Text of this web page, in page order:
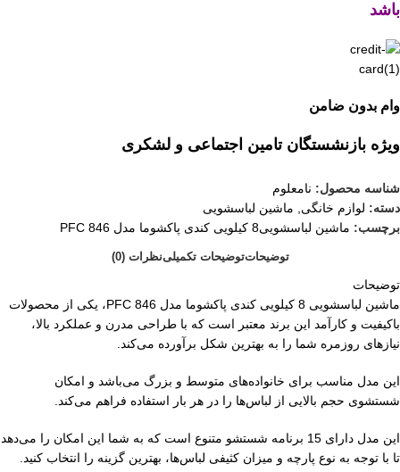
باشد
وام بدون ضامن
ویژه بازنشستگان تامین اجتماعی و لشکری
شناسه محصول: نامعلوم
دسته: لوازم خانگی
ماشین لباسشویی
برچسب: ماشین لباسشویی8 کیلویی کندی پاکشوما مدل PFC 846
توضیحاتتوضیحات تکمیلینظرات (0)
توضیحات
ماشین لباسشویی 8 کیلویی کندی پاکشوما مدل PFC 846، یکی از محصولات
باکیفیت و کارآمد این برند معتبر است که با طراحی مدرن و عملکرد بالا،
نیازهای روزمره شما را به بهترین شکل برآورده می‌کند.
این مدل مناسب برای خانواده‌های متوسط و بزرگ می‌باشد و امکان
شستشوی حجم بالایی از لباس‌ها را در هر بار استفاده فراهم می‌کند.
این مدل دارای 15 برنامه شستشو متنوع است که به شما این امکان را می‌دهد
تا با توجه به نوع پارچه و میزان کثیفی لباس‌ها، بهترین گزینه را انتخاب کنید.